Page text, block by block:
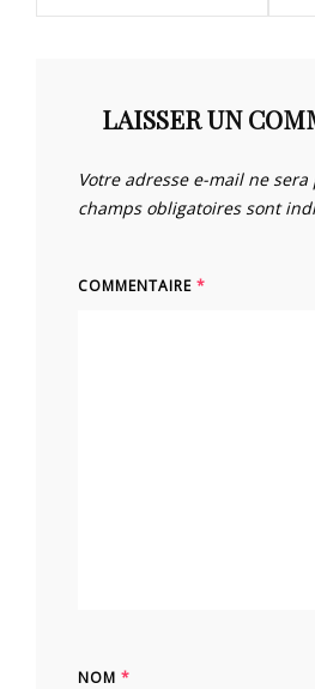
LAISSER UN
Votre adresse e-mail ne
champs obligatoires sont
COMMENTAIRE *
NOM *